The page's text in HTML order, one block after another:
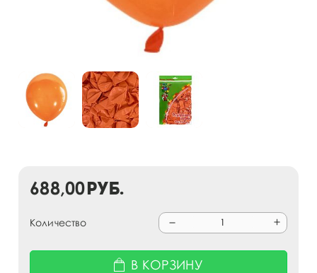
688,00руб.
Количество
В КОРЗИНУ